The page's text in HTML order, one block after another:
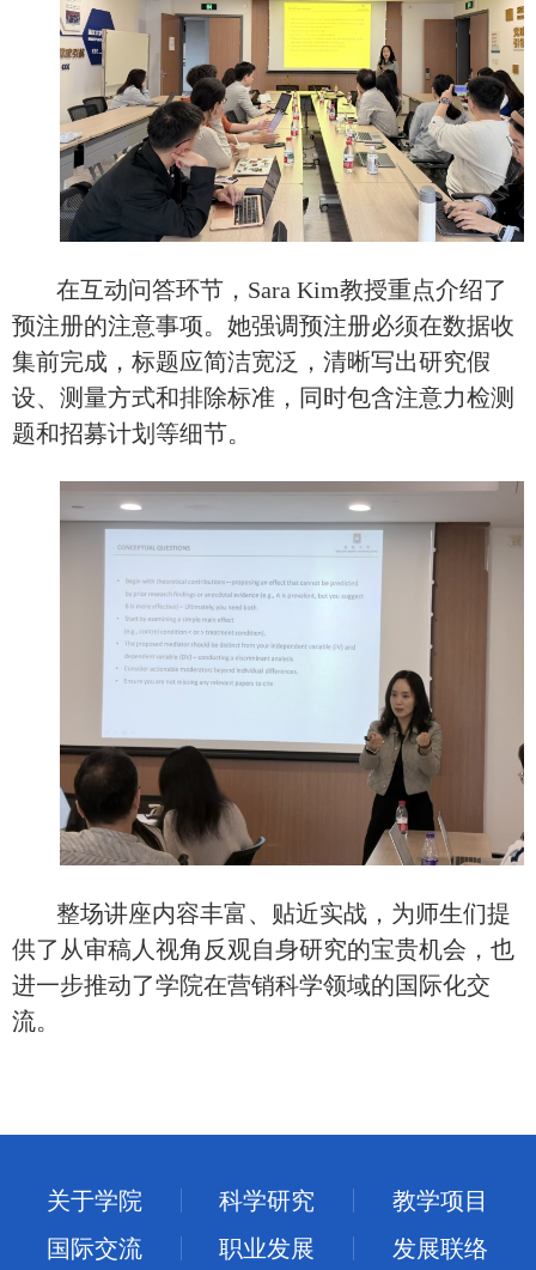
在互动问答环节， Sara Kim教授重点介绍了
预注册的注意事项。她强调预注册必须在数据收
集前完成，标题应简洁宽泛，清晰写出研究假
设、测量方式和排除标准，同时包含注意力检测
题和招募计划等细节。
整场讲座内容丰富、贴近实战，为师生们提
供了从审稿人视角反观自身研究的宝贵机会 ，也
进一步推动了学院在营销科学领域的国际化交
流。
关于学院 科学研究
教学项目
国际交流
职业发展 发展联络